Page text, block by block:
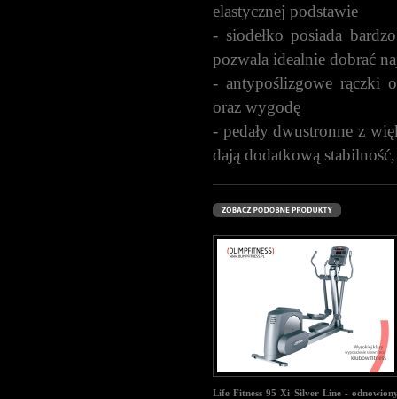
elastycznej podstawie
- siodełko posiada
pozwala idealnie dobrać
- antypoślizgowe rączki
oraz wygodę
- pedały dwustronne z
dają dodatkową
Life Fitness 95 Xi Silver Line -